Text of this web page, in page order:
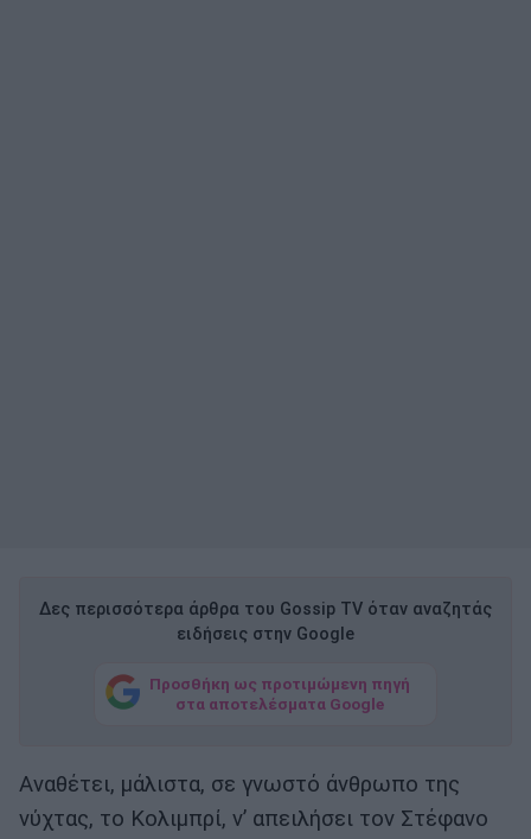
Δες περισσότερα άρθρα του Gossip TV όταν αναζητάς
ειδήσεις στην Google
Προσθήκη ως προτιμώμενη πηγή
στα αποτελέσματα Google
Αναθέτει, μάλιστα, σε γνωστό άνθρωπο της
νύχτας, το Κολιμπρί, ν’ απειλήσει τον Στέφανο